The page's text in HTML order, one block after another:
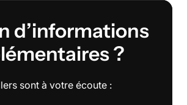
d’informations
?
sont à votre écoute :